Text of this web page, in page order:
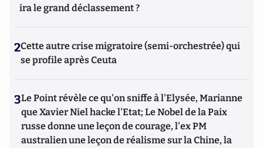
ira le grand déclassement ?
2Cette autre crise migratoire (semi-orchestrée) qui
se profile après Ceuta
3Le Point révèle ce qu'on sniffe à l'Elysée, Marianne
que Xavier Niel hacke l'Etat; Le Nobel de la Paix
russe donne une leçon de courage, l'ex PM
australien une leçon de réalisme sur la Chine, la